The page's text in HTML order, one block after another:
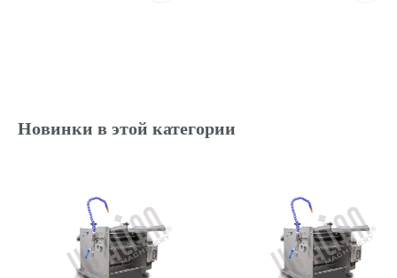
Новинки в этой категории